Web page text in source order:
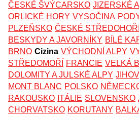
ČESKÉ ŠVÝCARSKO JIZERSKÉ
ORLICKÉ HORY VYSOČINA
PLZEŇSKO ČESKÉ STŘEDOHOŘÍ
BESKYDY A JAVORNÍKY BÍLÉ
BRNO Cizina VÝCHODNÍ ALPY
STŘEDOMOŘÍ
FRANCIE VELKÁ
DOLOMITY A JULSKÉ ALPY
MONT BLANC POLSKO
RAKOUSKO ITÁLIE SLOVENSKO
CHORVATSKO KORUTANY